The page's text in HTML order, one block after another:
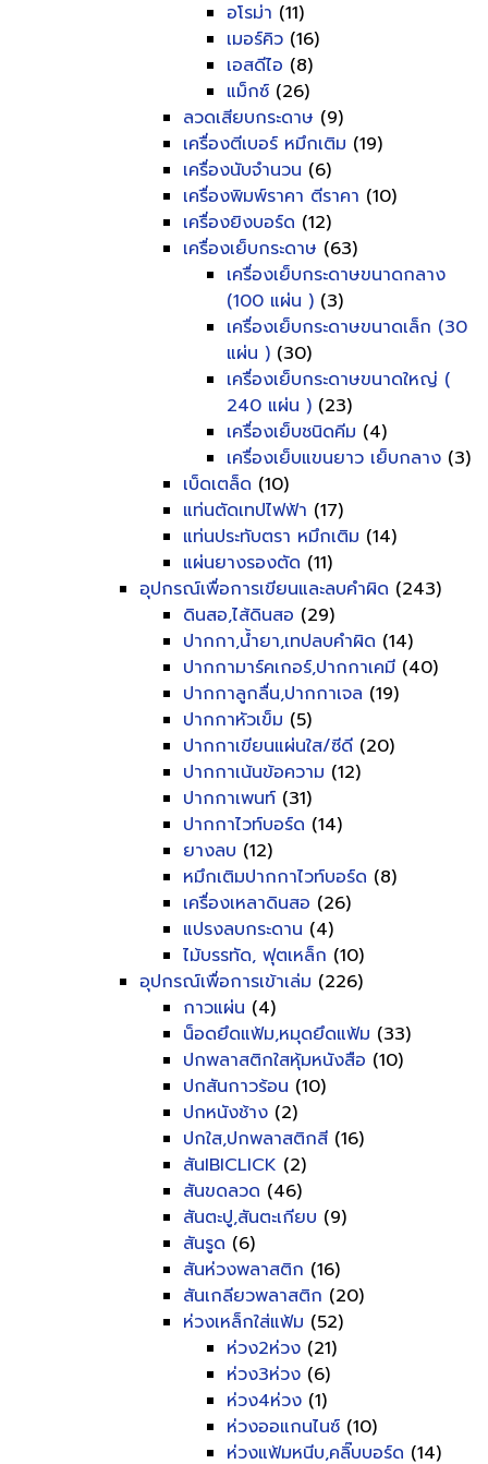
อโรม่า (11)
เมอร์คิว (16)
เอสดีไอ (8)
แม็กซ์ (26)
ลวดเสียบกระดาษ (9)
เครื่องตีเบอร์ หมึกเติม (19)
เครื่องนับจำนวน (6)
เครื่องพิมพ์ราคา ตีราคา (10)
เครื่องยิงบอร์ด (12)
เครื่องเย็บกระดาษ (63)
เครื่องเย็บกระดาษขนาดกลาง
(100 แผ่น ) (3)
เครื่องเย็บกระดาษขนาดเล็ก (30
แผ่น ) (30)
เครื่องเย็บกระดาษขนาดใหญ่ (
240 แผ่น ) (23)
เครื่องเย็บชนิดคีม (4)
เครื่องเย็บแขนยาว เย็บกลาง (3)
เบ็ดเตล็ด (10)
แท่นตัดเทปไฟฟ้า (17)
แท่นประทับตรา หมึกเติม (14)
แผ่นยางรองตัด (11)
อุปกรณ์เพื่อการเขียนและลบคำผิด (243)
ดินสอ,ไส้ดินสอ (29)
ปากกา,น้ำยา,เทปลบคำผิด (14)
ปากกามาร์คเกอร์,ปากกาเคมี (40)
ปากกาลูกลื่น,ปากกาเจล (19)
ปากกาหัวเข็ม (5)
ปากกาเขียนแผ่นใส/ซีดี (20)
ปากกาเน้นข้อความ (12)
ปากกาเพนท์ (31)
ปากกาไวท์บอร์ด (14)
ยางลบ (12)
หมึกเติมปากกาไวท์บอร์ด (8)
เครื่องเหลาดินสอ (26)
แปรงลบกระดาน (4)
ไม้บรรทัด, ฟุตเหล็ก (10)
อุปกรณ์เพื่อการเข้าเล่ม (226)
กาวแผ่น (4)
น็อดยึดแฟ้ม,หมุดยึดแฟ้ม (33)
ปกพลาสติกใสหุ้มหนังสือ (10)
ปกสันกาวร้อน (10)
ปกหนังช้าง (2)
ปกใส,ปกพลาสติกสี (16)
สันIBICLICK (2)
สันขดลวด (46)
สันตะปู,สันตะเกียบ (9)
สันรูด (6)
สันห่วงพลาสติก (16)
สันเกลียวพลาสติก (20)
ห่วงเหล็กใส่แฟ้ม (52)
ห่วง2ห่วง (21)
ห่วง3ห่วง (6)
ห่วง4ห่วง (1)
ห่วงออแกนไนซ์ (10)
ห่วงแฟ้มหนีบ,คลิ๊บบอร์ด (14)